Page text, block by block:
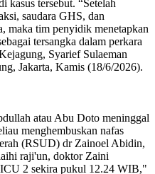
kasus tersebut. “Setelah
saudara GHS, dan
maka tim penyidik menetapkan
tersangka dalam perkara
Syarief Sulaeman
Jakarta, Kamis (18/6/2026).